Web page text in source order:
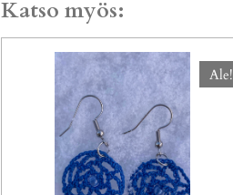
Katso myös:
Ale!